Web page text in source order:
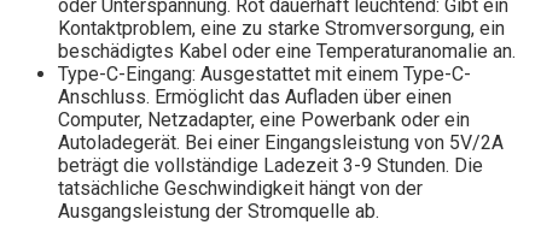
oder Unterspannung. Rot dauerhaft leuchtend: Gibt ein
Kontaktproblem, eine zu starke Stromversorgung, ein
beschädigtes Kabel oder eine Temperaturanomalie an.
Type-C-Eingang: Ausgestattet mit einem Type-C-
Anschluss. Ermöglicht das Aufladen über einen
Computer, Netzadapter, eine Powerbank oder ein
Autoladegerät. Bei einer Eingangsleistung von 5V/2A
beträgt die vollständige Ladezeit 3-9 Stunden. Die
tatsächliche Geschwindigkeit hängt von der
Ausgangsleistung der Stromquelle ab.